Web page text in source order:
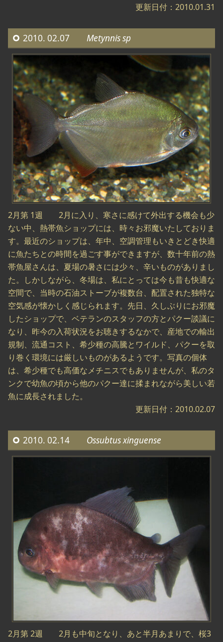
更新日付：2010.01.31
2010. 02.07 Metynnis sp
2月第 1週 2月に入り、寒さに感けて外出する機会も少
ない中、熱帯魚ショップには、時々お邪魔いたしておりま
す。最近のショップは、年中、空調管理もいきとどき快適
に魚たちとの時間を過ごす事ができますが、数十年前の熱
帯魚屋さんは、夏場の暑さには少々、辛いものがありまし
た。しかしながら、冬場は、私にとっては今も昔も快適な
空間で、当時の石油ストーブが複数台、配置された独特な
空気感が懐かしく感じられます。先日、久しぶりにお邪魔
したショップで、ベテランのスタッフの方とパクー談議に
なり、昨今の入荷状況をお聴きするなかで、産地での輸出
規制、流通コスト、希少種の高騰とワイルド、パクーを取
り巻く環境には厳しいものがあるようです。写真の個体
は、希少種でも高価なメチニスでもありませんが、私のタ
ンクで幼魚の頃から他のパクー達に揉まれながら美しい若
魚に成長されました。
更新日付：2010.02.07
2010. 02.14 Ossubtus xinguense
2月第 2週 2月も中旬となり、あと半月あまりで、桜3